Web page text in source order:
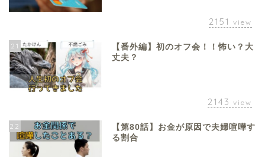
2151 view
21
【番外編】初のオフ会！！怖い？大
丈夫？
2143 view
22
【第80話】お金が原因で夫婦喧嘩す
る割合